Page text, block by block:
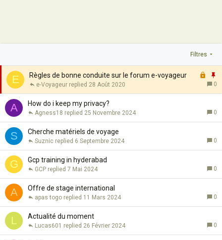
Filtres
E
e
r
é
p
t
t
Règles de bonne conduite sur le forum e-voyageur
0
28 Août 2020
e-Voyageur
A How do i keep my privacy?
0
25 Novembre 2024
Agness18
S Cherche matériels de voyage
0
6 Septembre 2024
Suznic
G Gcp training in hyderabad
0
7 Mai 2024
GCP
A Offre de stage international
0
11 Mars 2024
apas togo
L Actualité du moment
0
26 Février 2024
Lucas601